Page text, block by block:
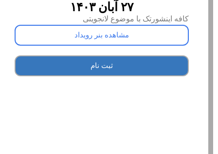
۲۷ آبان ۱۴۰۳
کافه اینشورتک با موضوع لانجویتی
مشاهده بنر رویداد
ثبت نام